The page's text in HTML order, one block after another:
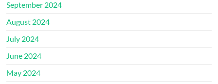
September 2024
August 2024
July 2024
June 2024
May 2024